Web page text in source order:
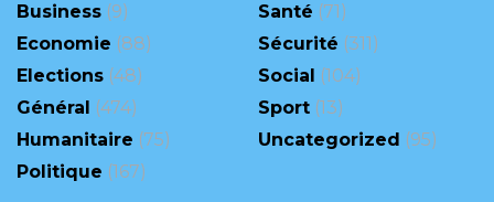
Business (9)
Economie (88)
Elections (48)
Général
(474)
Humanitaire (75)
Politique (167)
Santé (71)
Sécurité (311)
Social
(104)
Sport (13)
Uncategorized (95)